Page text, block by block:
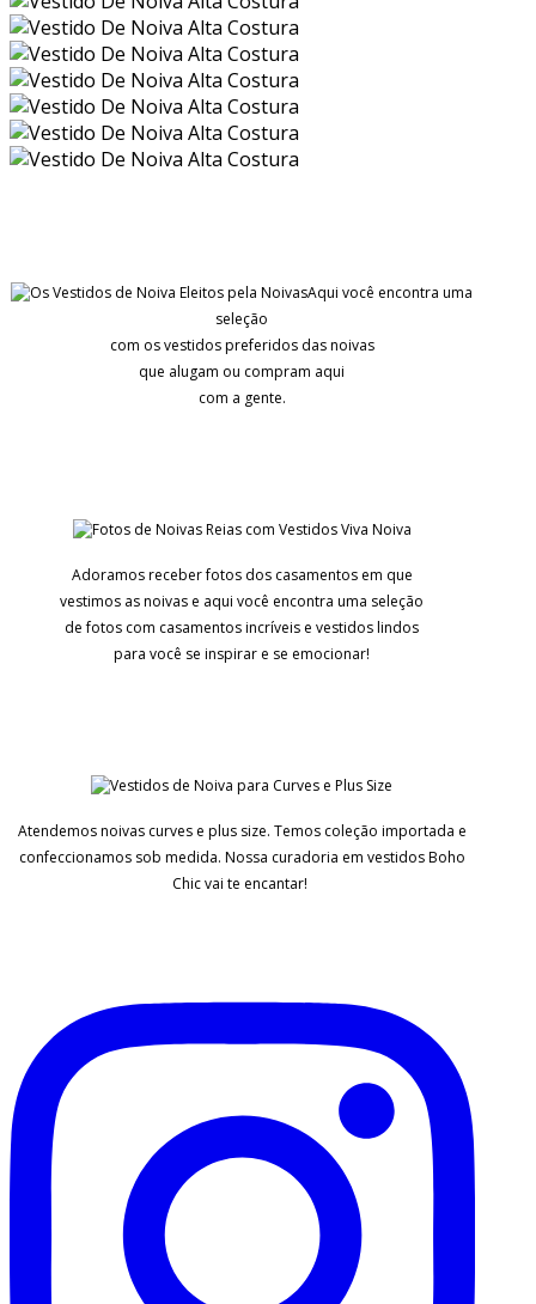
Aqui você encontra uma
seleção
com os vestidos preferidos das noivas
que alugam ou compram aqui
com a gente.
Adoramos receber fotos dos casamentos em que
vestimos as noivas e aqui você encontra uma seleção
de fotos com casamentos incríveis e vestidos lindos
para você se inspirar e se emocionar!
Atendemos noivas curves e plus size. Temos coleção importada e
confeccionamos sob medida. Nossa curadoria em vestidos Boho
Chic vai te encantar!